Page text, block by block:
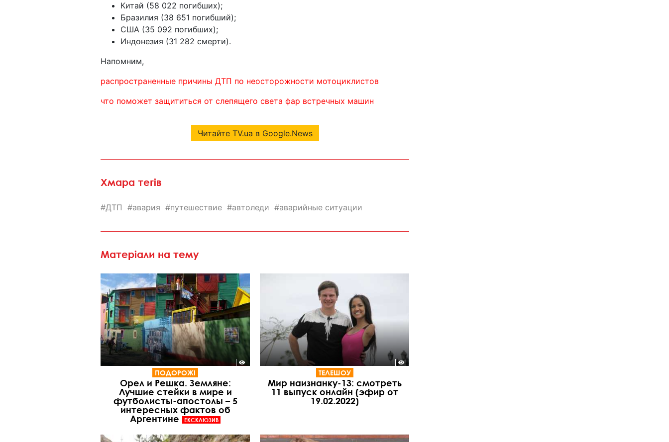
Китай (58 022 погибших);
Бразилия (38 651 погибший);
США (35 092 погибших);
Индонезия (31 282 смерти).
Напомним,
распространенные причины ДТП по неосторожности мотоциклистов
что поможет защититься от слепящего света фар встречных машин
Читайте TV.ua в Google.News
Хмара тегів
ДТП авария путешествие автоледи аварийные ситуации
Матеріали на тему
ПОДОРОЖІ
Орел и Решка. Земляне:
Лучшие стейки в мире и
футболисты-апостолы – 5
интересных фактов об
Аргентине
ЕКСКЛЮЗИВ
ТЕЛЕШОУ
Мир наизнанку-13: смотреть
11 выпуск онлайн (эфир от
19.02.2022)